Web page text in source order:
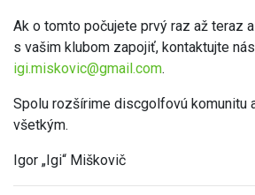
Ak o tomto počujete prvý raz až teraz
s vašim klubom zapojiť, kontaktujte
igi.miskovic@gmail.com.
Spolu rozšírime discgolfovú komunitu
všetkým.
Igor „Igi“ Miškovič